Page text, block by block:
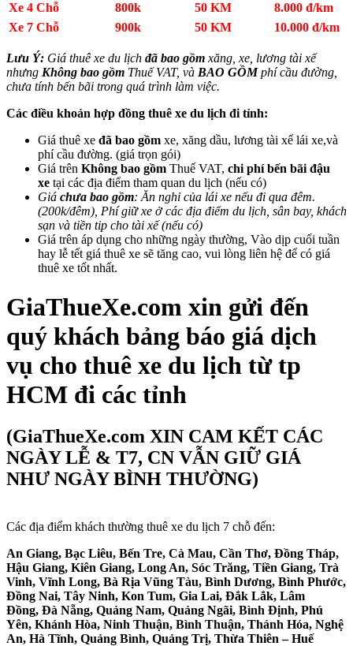
Xe 4 Chỗ
800k 50 KM
8.000 đ/km
Xe 7 Chỗ
900k 50 KM 10.000 đ/km
Lưu Ý: Giá thuê xe du lịch đã bao gồm xăng, xe, lương tài xế
nhưng Không bao gồm Thuế VAT, và BAO GỒMphí cầu đường,
chưa tính bến bãi trong quá trình làm việc.
Các điều khoản hợp đồng thuê xe du lịch đi tỉnh:
Giá thuê xe đã bao gồm xe, xăng dầu, lương tài xế lái xe,và
phí cầu đường. (giá trọn gói)
Giá trên Không bao gồm Thuế VAT, chi phí bến bãi đậu
xe tại các địa điểm tham quan du lịch (nếu có)
Giá chưa bao gồm: Ăn nghỉ của lái xe nếu đi qua đêm.
(200k/đêm), Phí giữ xe ở các địa điểm du lịch, sân bay, khách
sạn và tiền tip cho tài xế (nếu có)
Giá trên áp dụng cho những ngày thường, Vào dịp cuối tuần
hay lễ tết giá thuê xe sẽ tăng cao, vui lòng liên hệ để có giá
thuê xe tốt nhất.
GiaThueXe.com xin gửi đến
quý khách bảng báo giá dịch
vụ cho thuê xe du lịch từ tp
HCM đi các tỉnh
(GiaThueXe.com XIN CAM KẾT CÁC
NGÀY LỄ & T7, CN VẪN GIỮ GIÁ
NHƯ NGÀY BÌNH THƯỜNG)
Các địa điểm khách thường thuê xe du lịch 7 chỗ đến:
An Giang, Bạc Liêu, Bến Tre, Cà Mau, Cần Thơ, Đồng Tháp,
Hậu Giang, Kiên Giang, Long An, Sóc Trăng, Tiền Giang, Trà
Vinh, Vĩnh Long, Bà Rịa Vũng Tàu, Bình Dương, Bình Phước,
Đồng Nai, Tây Ninh, Kon Tum, Gia Lai, Đắk Lắk, Lâm
Đồng, Đà Nẵng, Quảng Nam, Quảng Ngãi, Bình Định, Phú
Yên, Khánh Hòa, Ninh Thuận, Bình Thuận, Thánh Hóa, Nghệ
An, Hà Tĩnh, Quảng Bình, Quảng Trị, Thừa Thiên – Huế